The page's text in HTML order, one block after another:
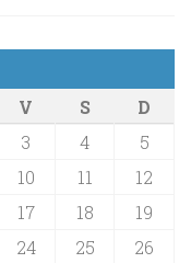
V S
D
3 4
5
10 11
12
17 18
19
24 25
26